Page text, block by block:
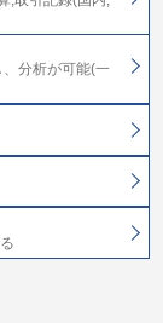
分析が可能(一